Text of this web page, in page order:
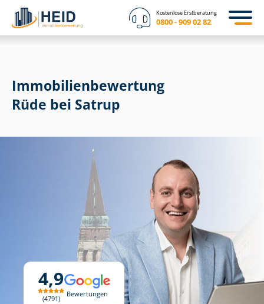
Kostenlose Erstberatung
0800 - 909 02 82
4,9
4791
Bewertungen
Immobilien­bewertung
Rüde bei Satrup